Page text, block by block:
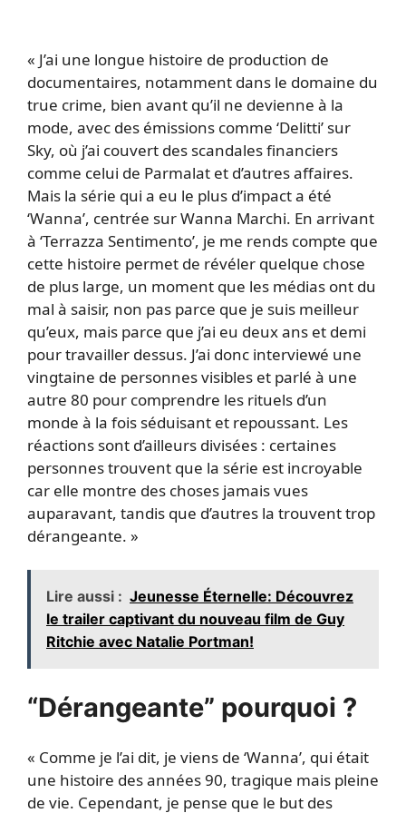
« J’ai une longue histoire de production de
documentaires, notamment dans le domaine du
true crime, bien avant qu’il ne devienne à la
mode, avec des émissions comme ‘Delitti’ sur
Sky, où j’ai couvert des scandales financiers
comme celui de Parmalat et d’autres affaires.
Mais la série qui a eu le plus d’impact a été
‘Wanna’, centrée sur Wanna Marchi. En arrivant
à ‘Terrazza Sentimento’, je me rends compte que
cette histoire permet de révéler quelque chose
de plus large, un moment que les médias ont du
mal à saisir, non pas parce que je suis meilleur
qu’eux, mais parce que j’ai eu deux ans et demi
pour travailler dessus. J’ai donc interviewé une
vingtaine de personnes visibles et parlé à une
autre 80 pour comprendre les rituels d’un
monde à la fois séduisant et repoussant. Les
réactions sont d’ailleurs divisées : certaines
personnes trouvent que la série est incroyable
car elle montre des choses jamais vues
auparavant, tandis que d’autres la trouvent trop
dérangeante. »
Lire aussi : Jeunesse Éternelle: Découvrez
le trailer captivant du nouveau film de Guy
Ritchie avec Natalie Portman!
“Dérangeante” pourquoi ?
« Comme je l’ai dit, je viens de ‘Wanna’, qui était
une histoire des années 90, tragique mais pleine
de vie. Cependant, je pense que le but des